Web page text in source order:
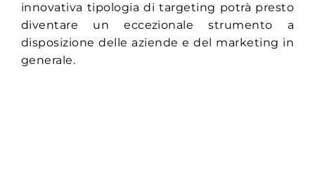
innovativa tipologia di targeting potrà presto
diventare un eccezionale strumento a
disposizione delle aziende e del marketing in
generale.